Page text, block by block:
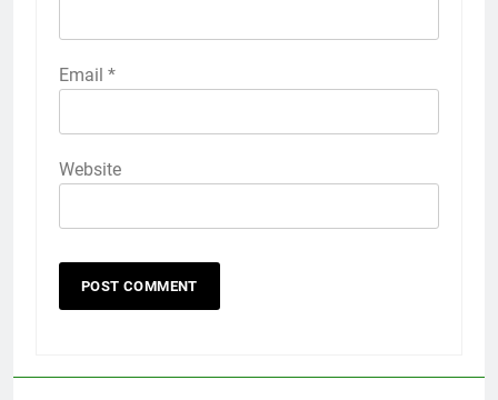
Email *
Website